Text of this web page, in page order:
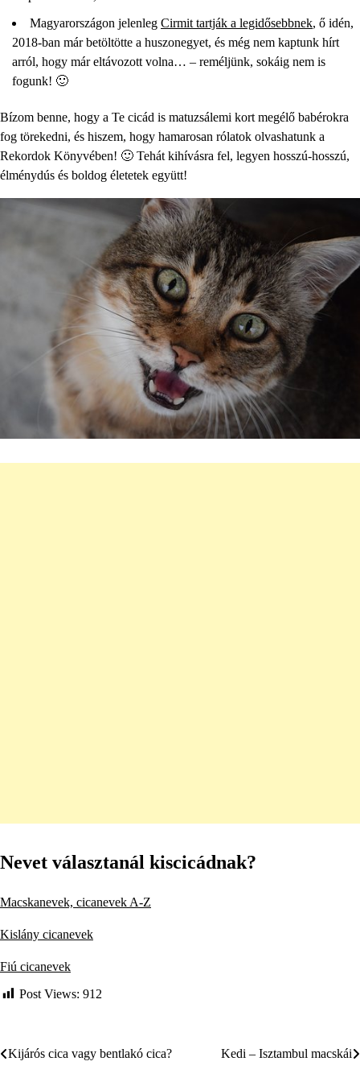
Magyarországon jelenleg Cirmit tartják a legidősebbnek, ő idén,
2018-ban már betöltötte a huszonegyet, és még nem kaptunk hírt
arról, hogy már eltávozott volna… – reméljünk, sokáig nem is
fogunk! 🙂
Bízom benne, hogy a Te cicád is matuzsálemi kort megélő babérokra
fog törekedni, és hiszem, hogy hamarosan rólatok olvashatunk a
Rekordok Könyvében! 🙂 Tehát kihívásra fel, legyen hosszú-hosszú,
élménydús és boldog életetek együtt!
Nevet választanál kiscicádnak?
Macskanevek, cicanevek A-Z
Kislány cicanevek
Fiú cicanevek
Post Views: 912
Bejegyzés
Kijárós cica vagy bentlakó cica? Kedi – Isztambul macskái